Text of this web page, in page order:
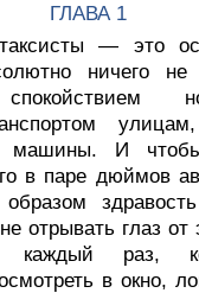
ГЛАВА 1
— это
ничего
спокойствием
машины. И
в паре дюймов
отрывать глаз от
каждый раз,
в окно,